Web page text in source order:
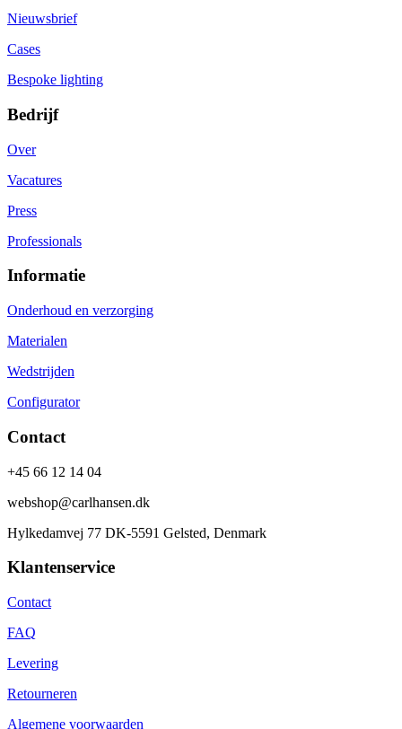
Nieuwsbrief
Cases
Bespoke lighting
Bedrijf
Over
Vacatures
Press
Professionals
Informatie
Onderhoud en verzorging
Materialen
Wedstrijden
Configurator
Contact
+45 66 12 14 04
webshop@carlhansen.dk
Hylkedamvej 77 DK-5591 Gelsted, Denmark
Klantenservice
Contact
FAQ
Levering
Retourneren
Algemene voorwaarden